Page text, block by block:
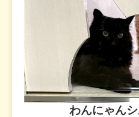
わんにゃん